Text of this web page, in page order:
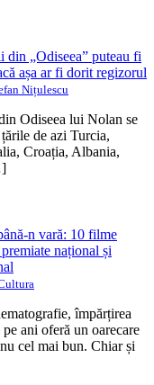
din „Odiseea” puteau fi
așa ar fi dorit regizorul
Nițulescu
Odiseea lui Nolan se
de azi Turcia,
Croația, Albania,
n vară: 10 filme
național și
împărțirea
ani oferă un oarecare
cel mai bun. Chiar și